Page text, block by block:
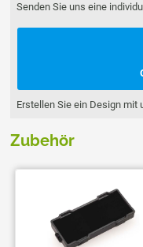
Senden Sie uns eine
Erstellen Sie ein Design mit
Zubehör